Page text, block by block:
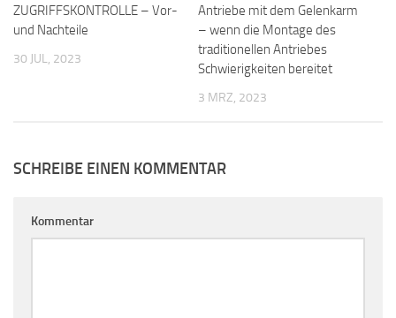
ZUGRIFFSKONTROLLE – Vor-
und Nachteile
30 JUL, 2023
Antriebe mit dem Gelenkarm
– wenn die Montage des
traditionellen Antriebes
Schwierigkeiten bereitet
3 MRZ, 2023
SCHREIBE EINEN KOMMENTAR
Kommentar